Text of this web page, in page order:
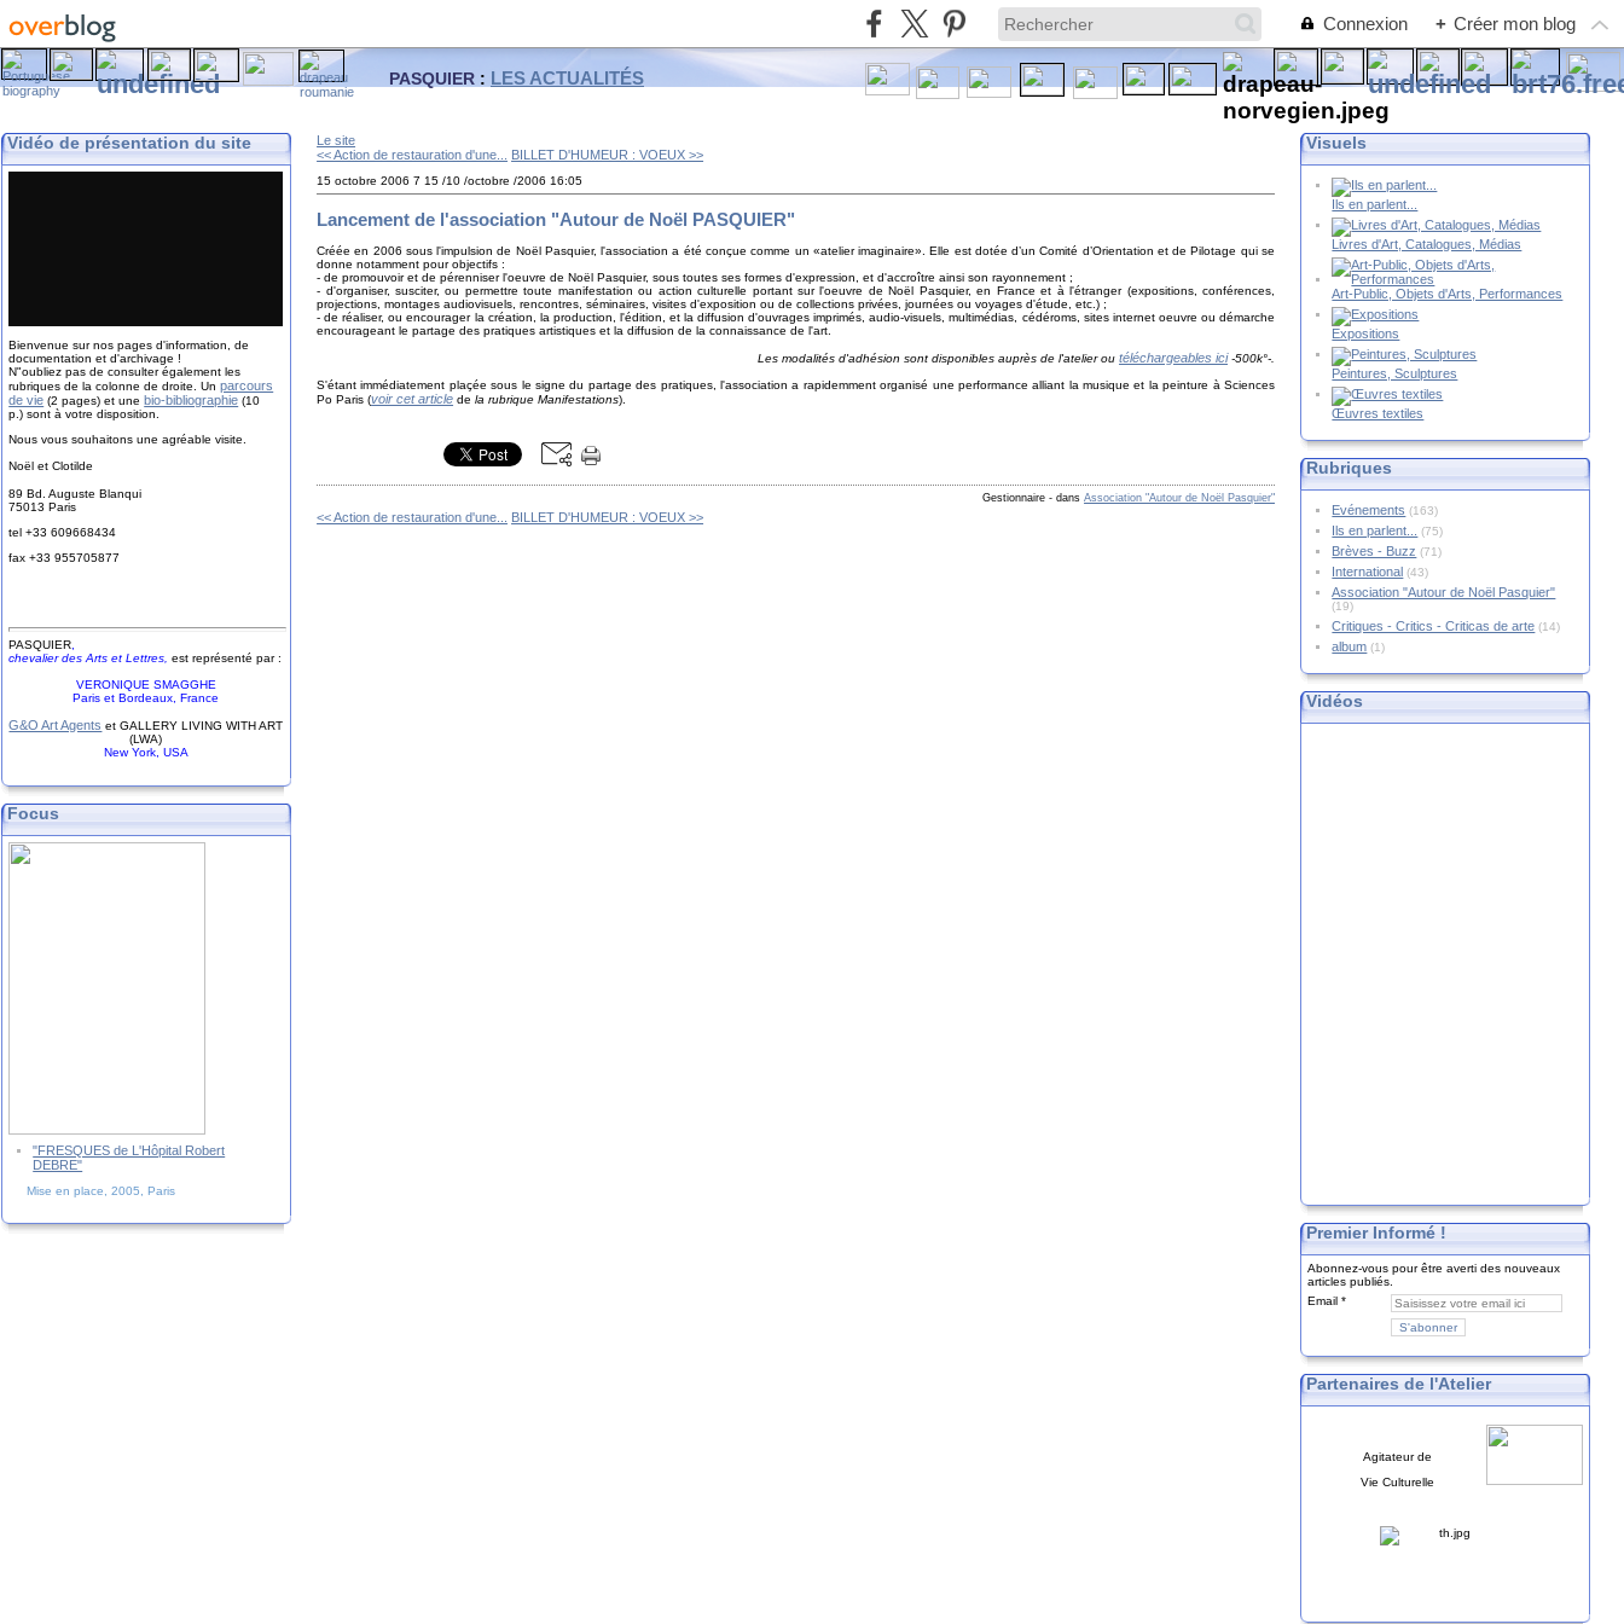
Connexion + Créer mon blog
PASQUIER : LES ACTUALITÉS
Vidéo de présentation du site
Bienvenue sur nos pages d'information, de
documentation et d'archivage !
N"oubliez pas de consulter également les
rubriques de la colonne de droite. Unparcours
de vie (2 pages) et une bio-bibliographie (10
p.) sont à votre disposition.
Nous vous souhaitons une agréable visite.
Noël et Clotilde
89 Bd. Auguste Blanqui
75013 Paris
tel +33 609668434
fax +33955705877
PASQUIER
chevalier des Arts et Lettres, est représenté par :
VERONIQUE SMAGGHE
Paris et Bordeaux, France
G&O Art Agents et GALLERY LIVING WITH ART
(LWA)
New York, USA
Focus
"FRESQUES de L'Hôpital Robert
DEBRE"
Mise en place, 2005, Paris
Le site
<< Action de restauration d'une...
BILLET D'HUMEUR : VOEUX >>
15 octobre 2006 7 15 /10 /octobre /2006 16:05
Lancement de l'association "Autour de Noël PASQUIER"
Créée en 2006 sous l'impulsion de Noël Pasquier, l'association a été conçue comme un «atelier imaginaire». Elle est dotée d’un Comité d’Orientation et de Pilotage qui se
donne notamment pour objectifs :
- de promouvoir et de pérenniser l'oeuvre de Noël Pasquier, sous toutes ses formes d'expression, et d'accroître ainsi son rayonnement ;
- d'organiser, susciter, ou permettre toute manifestation ou action culturelle portant sur l'oeuvre de Noël Pasquier, en France et à l'étranger (expositions, conférences,
projections, montages audiovisuels, rencontres, séminaires, visites d'exposition ou de collections privées, journées ou voyages d'étude, etc.) ;
- de réaliser, ou encourager la création, la production, l'édition, et la diffusion d'ouvrages imprimés, audio-visuels, multimédias, cédéroms, sites internet oeuvre ou démarche
encourageant le partage des pratiques artistiques et la diffusion de la connaissance de l'art.
Les modalités d'adhésion sont disponibles auprès de l'atelier outéléchargeables ici-500k°-.
S'étant immédiatement plaçée sous le signe du partage des pratiques, l'association a rapidemment organisé une performance alliant la musique et la peinture à Sciences
Po Paris (voir cet article dela rubrique Manifestations).
Gestionnaire - dansAssociation "Autour de Noël Pasquier"
<< Action de restauration d'une... BILLET D'HUMEUR : VOEUX >>
Visuels
Ils en parlent...
Livres d'Art, Catalogues, Médias
Art-Public, Objets d'Arts, Performances
Expositions
Peintures, Sculptures
Œuvres textiles
Rubriques
Evénements (163)
Ils en parlent... (75)
Brèves - Buzz (71)
International (43)
Association "Autour de Noël Pasquier"
(19)
Critiques - Critics - Criticas de arte (14)
album (1)
Vidéos
Premier Informé !
Abonnez-vous pour être averti des nouveaux
articles publiés.
Email
Partenaires de l'Atelier
Agitateur de
Vie Culturelle